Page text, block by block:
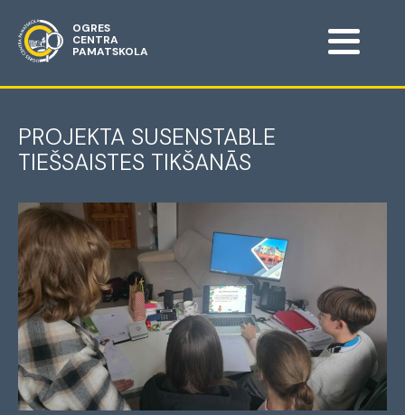
OGRES
CENTRA
PAMATSKOLA
PROJEKTA SUSENSTABLE
TIEŠSAISTES TIKŠANĀS